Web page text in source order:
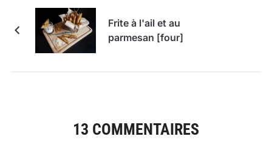
Frite à l'ail et au
parmesan [four]
13 COMMENTAIRES